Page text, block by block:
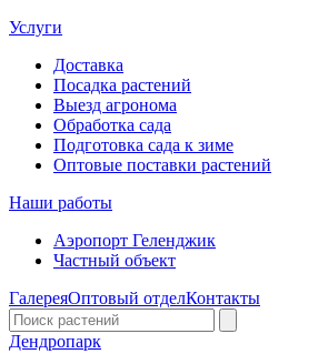
Услуги
Доставка
Посадка растений
Выезд агронома
Обработка сада
Подготовка сада к зиме
Оптовые поставки растений
Наши работы
Аэропорт Геленджик
Частный объект
ГалереяОптовый отделКонтакты
Дендропарк